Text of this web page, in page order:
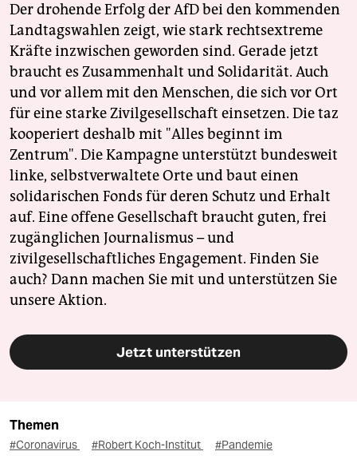
Der drohende Erfolg der AfD bei den kommenden
Landtagswahlen zeigt, wie stark rechtsextreme
Kräfte inzwischen geworden sind. Gerade jetzt
braucht es Zusammenhalt und Solidarität. Auch
und vor allem mit den Menschen, die sich vor Ort
für eine starke Zivilgesellschaft einsetzen. Die taz
kooperiert deshalb mit "Alles beginnt im
Zentrum". Die Kampagne unterstützt bundesweit
linke, selbstverwaltete Orte und baut einen
solidarischen Fonds für deren Schutz und Erhalt
auf. Eine offene Gesellschaft braucht guten, frei
zugänglichen Journalismus – und
zivilgesellschaftliches Engagement. Finden Sie
auch? Dann machen Sie mit und unterstützen Sie
unsere Aktion.
Jetzt unterstützen
Themen
#Coronavirus #Robert Koch-Institut #Pandemie